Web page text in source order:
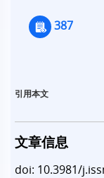
387
引用本文
文章信息
doi: 10.3981/